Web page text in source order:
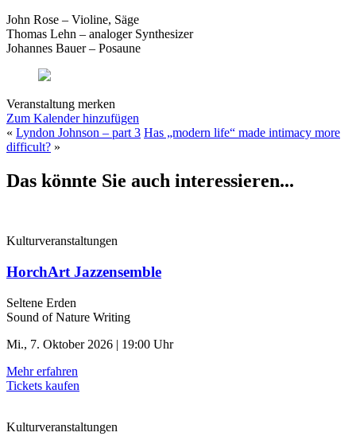
John Rose – Violine, Säge
Thomas Lehn – analoger Synthesizer
Johannes Bauer – Posaune
Veranstaltung merken
Zum Kalender hinzufügen
« Lyndon Johnson – part 3 Has „modern life“ made intimacy more
difficult? »
Das könnte Sie auch interessieren...
Kulturveranstaltungen
HorchArt Jazzensemble
Seltene Erden
Sound of Nature Writing
Mi., 7. Oktober 2026 | 19:00 Uhr
Mehr erfahren
Tickets kaufen
Kulturveranstaltungen